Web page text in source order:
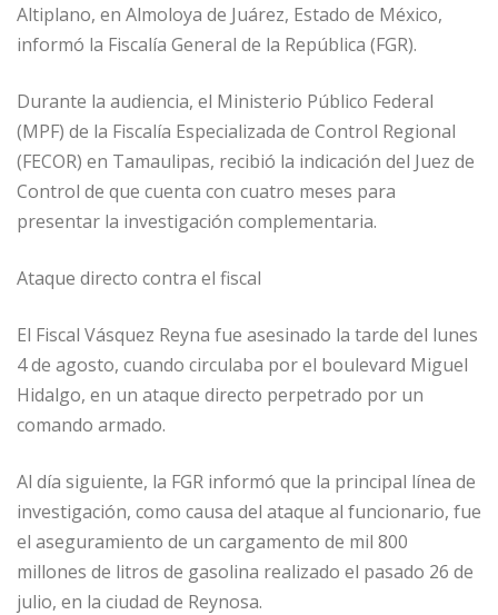
Altiplano, en Almoloya de Juárez, Estado de México,
informó la Fiscalía General de la República (FGR).
Durante la audiencia, el Ministerio Público Federal
(MPF) de la Fiscalía Especializada de Control Regional
(FECOR) en Tamaulipas, recibió la indicación del Juez de
Control de que cuenta con cuatro meses para
presentar la investigación complementaria.
Ataque directo contra el fiscal
El Fiscal Vásquez Reyna fue asesinado la tarde del lunes
4 de agosto, cuando circulaba por el boulevard Miguel
Hidalgo, en un ataque directo perpetrado por un
comando armado.
Al día siguiente, la FGR informó que la principal línea de
investigación, como causa del ataque al funcionario, fue
el aseguramiento de un cargamento de mil 800
millones de litros de gasolina realizado el pasado 26 de
julio, en la ciudad de Reynosa.